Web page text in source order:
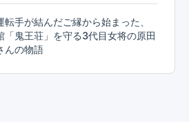
転手が結んだご縁から始まった、
「鬼王荘」を守る3代目女将の原田
んの物語